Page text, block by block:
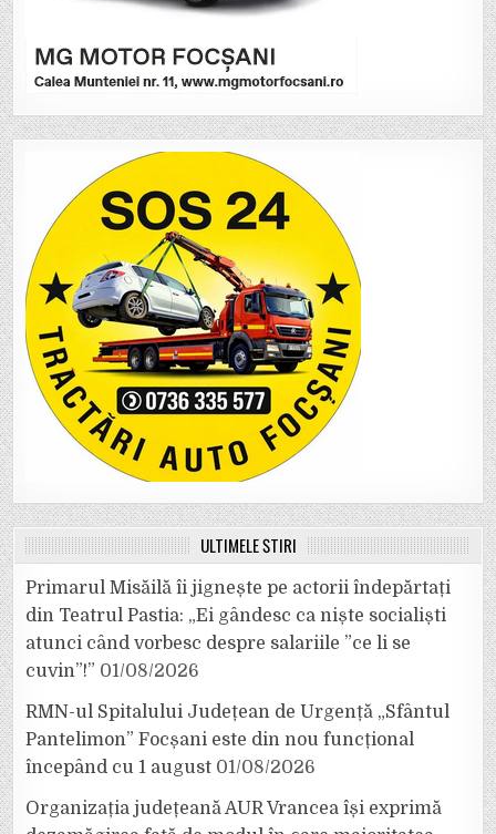
ULTIMELE ȘTIRI
Primarul Misăilă îi jignește pe actorii îndepărtați
din Teatrul Pastia: „Ei gândesc ca niște socialiști
atunci când vorbesc despre salariile ”ce li se
cuvin”!” 01/08/2026
RMN-ul Spitalului Județean de Urgență „Sfântul
Pantelimon” Focșani este din nou funcțional
începând cu 1 august 01/08/2026
Organizația județeană AUR Vrancea își exprimă